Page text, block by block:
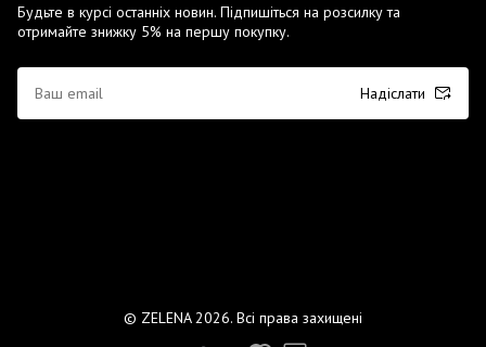
Будьте в курсі останніх новин. Підпишіться на розсилку та
отримайте знижку 5% на першу покупку.
Надіслати
© ZELENA 2026. Всі права захищені